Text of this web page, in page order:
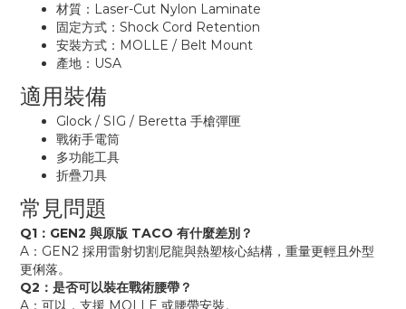
材質：Laser-Cut Nylon Laminate
固定方式：Shock Cord Retention
安裝方式：MOLLE / Belt Mount
產地：USA
適用裝備
Glock / SIG / Beretta 手槍彈匣
戰術手電筒
多功能工具
折疊刀具
常見問題
Q1：GEN2 與原版 TACO 有什麼差別？
A：GEN2 採用雷射切割尼龍與熱塑核心結構，重量更輕且外型
更俐落。
Q2：是否可以裝在戰術腰帶？
A：可以，支援 MOLLE 或腰帶安裝。